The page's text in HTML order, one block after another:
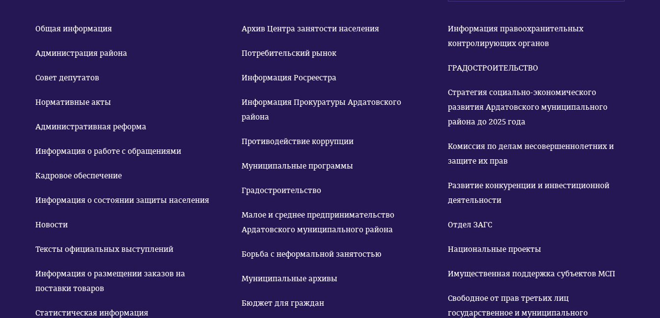
Общая информация
Администрация района
Совет депутатов
Нормативные акты
Административная реформа
Информация о работе с обращениями
Кадровое обеспечение
Информация о состоянии защиты населения
Новости
Тексты официальных выступлений
Информация о размещении заказов на
поставки товаров
Статистическая информация
Архив Центра занятости населения
Потребительский рынок
Информация Росреестра
Информация Прокуратуры Ардатовского
района
Противодействие коррупции
Муниципальные программы
Градостроительство
Малое и среднее предпринимательство
Ардатовского муниципального района
Борьба с неформальной занятостью
Муниципальные архивы
Бюджет для граждан
Информация правоохранительных
контролирующих органов
ГРАДОСТРОИТЕЛЬСТВО
Стратегия социально-экономического
развития Ардатовского муниципального
района до 2025 года
Комиссия по делам несовершеннолетних и
защите их прав
Развитие конкуренции и инвестиционной
деятельности
Отдел ЗАГС
Национальные проекты
Имущественная поддержка субъектов МСП
Свободное от прав третьих лиц
государственное и муниципального